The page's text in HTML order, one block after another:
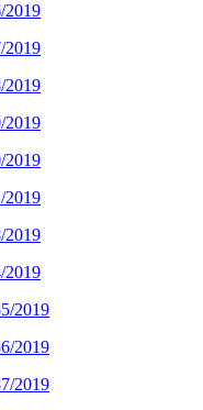
2019
2019
2019
2019
2019
2019
2019
2019
2019
2019
2019